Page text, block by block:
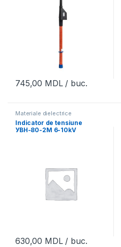
745,00 MDL/ buc.
Materiale dielectrice
Indicator de tensiune
УВН-80-2М 6-10kV
630,00 MDL/ buc.